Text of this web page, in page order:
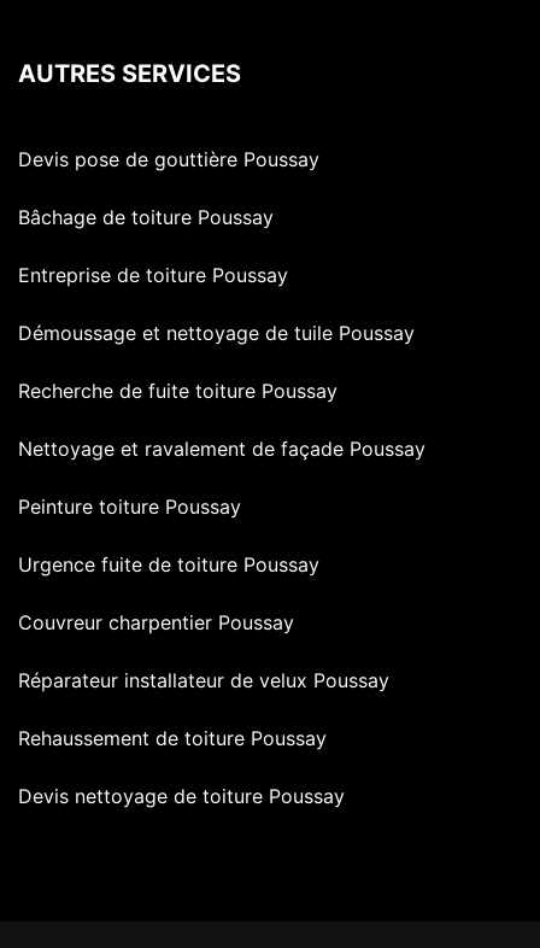
AUTRES SERVICES
Devis pose de gouttière Poussay
Bâchage de toiture Poussay
Entreprise de toiture Poussay
Démoussage et nettoyage de tuile Poussay
Recherche de fuite toiture Poussay
Nettoyage et ravalement de façade Poussay
Peinture toiture Poussay
Urgence fuite de toiture Poussay
Couvreur charpentier Poussay
Réparateur installateur de velux Poussay
Rehaussement de toiture Poussay
Devis nettoyage de toiture Poussay